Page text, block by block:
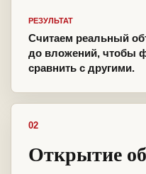
РЕЗУЛЬТАТ
Считаем реальный
до вложений, чтобы
сравнить с другими.
02
Открытие